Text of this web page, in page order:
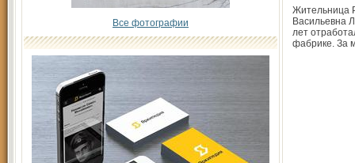
Все фотографии
Жительница
Васильевна
лет
фабрике. За